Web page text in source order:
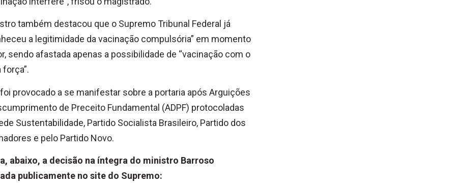
também destacou que o Supremo Tribunal Federal já
a legitimidade da vacinação compulsória” em momento
sendo afastada apenas a possibilidade de “vacinação com o
força”.
foi provocado a se manifestar sobre a portaria após Arguições
de Preceito Fundamental (ADPF) protocoladas
Sustentabilidade, Partido Socialista Brasileiro, Partido dos
e pelo Partido Novo.
abaixo, a decisão na íntegra do ministro Barroso
publicamente no site do Supremo: